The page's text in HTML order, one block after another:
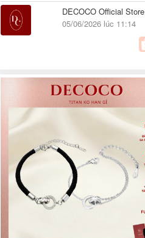
DECOCO Official Store
05/06/2026 lúc 11:14